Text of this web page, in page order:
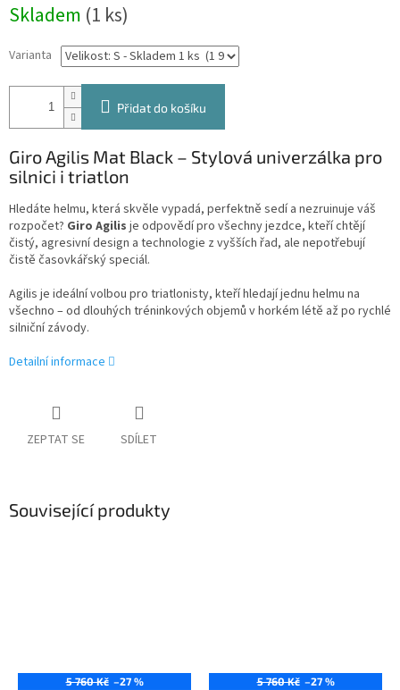
cena:
Skladem (1 ks)
Varianta
Přidat do košíku
Giro Agilis Mat Black – Stylová univerzálka pro
silnici i triatlon
Hledáte helmu, která skvěle vypadá, perfektně sedí a nezruinuje váš
rozpočet? Giro Agilis je odpovědí pro všechny jezdce, kteří chtějí
čistý, agresivní design a technologie z vyšších řad, ale nepotřebují
čistě časovkářský speciál.
Agilis je ideální volbou pro triatlonisty, kteří hledají jednu helmu na
všechno – od dlouhých tréninkových objemů v horkém létě až po rychlé
silniční závody.
Detailní informace
ZEPTAT SE SDÍLET
Související produkty
5 760 Kč –27 % 5 760 Kč –27 %